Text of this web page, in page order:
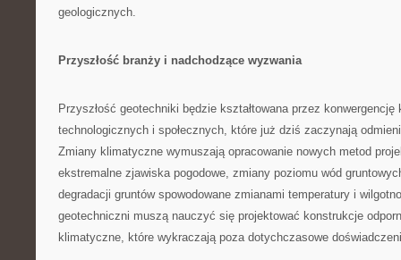
geologicznych.
Przyszłość branży i nadchodzące wyzwania
Przyszłość geotechniki będzie kształtowana przez konwergencję
technologicznych i społecznych, które już dziś zaczynają
Zmiany klimatyczne wymuszają opracowanie nowych metod
ekstremalne zjawiska pogodowe, zmiany poziomu wód
degradacji gruntów spowodowane zmianami temperatury i
geotechniczni muszą nauczyć się projektować konstrukcje
klimatyczne, które wykraczają poza dotychczasowe